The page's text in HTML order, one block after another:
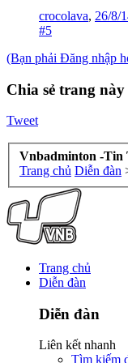
crocolava, 26/8/
#5
(Bạn phải Đăng nhập
Chia sẻ trang này
Tweet
Vnbadminton -Tin
Trang chủ Diễn đàn
Trang chủ
Diễn đàn
Diễn đàn
Liên kết nhanh
Tìm kiếm